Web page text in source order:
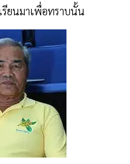
รียนมาเพื่อทราบนั้น